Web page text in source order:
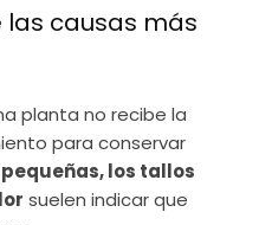
las causas más
planta no recibe la
para conservar
los tallos
suelen indicar que